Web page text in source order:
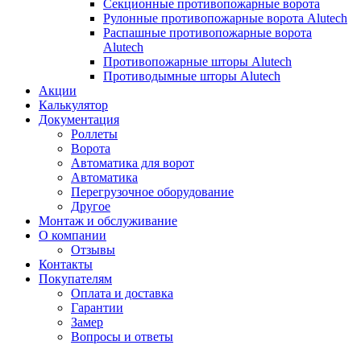
Секционные противопожарные ворота
Рулонные противопожарные ворота Alutech
Распашные противопожарные ворота
Alutech
Противопожарные шторы Alutech
Противодымные шторы Alutech
Акции
Калькулятор
Документация
Роллеты
Ворота
Автоматика для ворот
Автоматика
Перегрузочное оборудование
Другое
Монтаж и обслуживание
О компании
Отзывы
Контакты
Покупателям
Оплата и доставка
Гарантии
Замер
Вопросы и ответы